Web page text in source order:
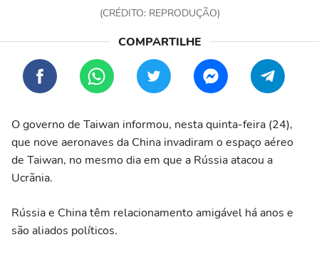
(CRÉDITO: REPRODUÇÃO)
O governo de Taiwan informou, nesta quinta-feira (24),
que nove aeronaves da China invadiram o espaço aéreo
de Taiwan, no mesmo dia em que a Rússia atacou a
Ucrãnia.
Rússia e China têm relacionamento amigável há anos e
são aliados políticos.